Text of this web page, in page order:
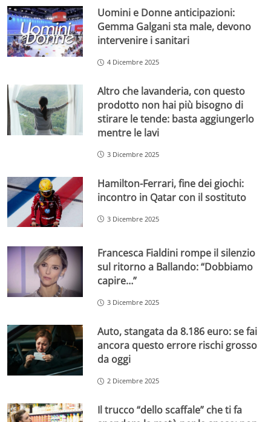
Uomini e Donne anticipazioni:
Gemma Galgani sta male, devono
intervenire i sanitari
4 Dicembre 2025
Altro che lavanderia, con questo
prodotto non hai più bisogno di
stirare le tende: basta aggiungerlo
mentre le lavi
3 Dicembre 2025
Hamilton-Ferrari, fine dei giochi:
incontro in Qatar con il sostituto
3 Dicembre 2025
Francesca Fialdini rompe il silenzio
sul ritorno a Ballando: “Dobbiamo
capire…”
3 Dicembre 2025
Auto, stangata da 8.186 euro: se fai
ancora questo errore rischi grosso
da oggi
2 Dicembre 2025
Il trucco “dello scaffale” che ti fa